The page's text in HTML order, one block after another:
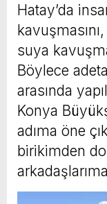
Hatay’da
suya
Böylece
arasında
Konya
adıma öne
birikimden